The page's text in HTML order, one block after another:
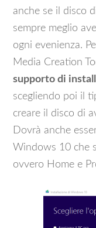
anche se il disco
sempre meglio
ogni evenienza.
Media Creation
supporto di
scegliendo poi il
creare il disco di
Dovrà anche
Windows 10 che
ovvero Home e